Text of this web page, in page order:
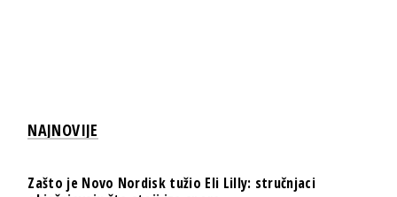
NAJNOVIJE
Zašto je Novo Nordisk tužio Eli Lilly: stručnjaci